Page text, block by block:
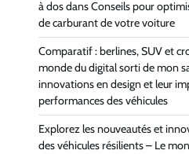
à dosdansConseils pour
de carburant de votre voiture
Comparatif : berlines, SUV et
monde du digital sorti de mon
innovations en design et leur
performances des véhicules
Explorez les nouveautés et
des véhicules résilients – Le